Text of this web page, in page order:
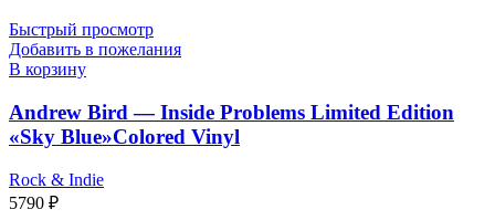
Быстрый просмотр
Добавить в пожелания
В корзину
Andrew Bird — Inside Problems Limited Edition
«Sky Blue»Colored Vinyl
Rock & Indie
5790 ₽